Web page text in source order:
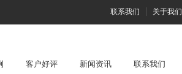
联系我们 关于我们
客户好评 新闻资讯 联系我们